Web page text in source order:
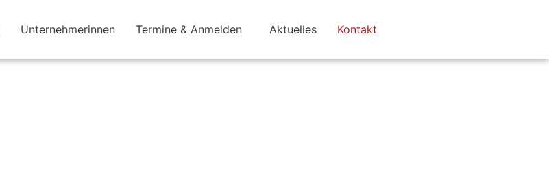
Unternehmerinnen Termine & Anmelden Aktuelles Kontakt